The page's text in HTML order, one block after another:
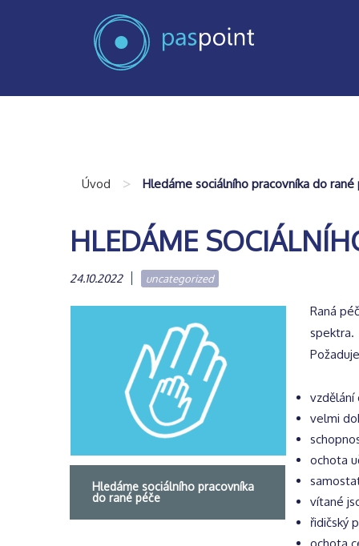
Úvod > Hledáme sociálního pracovníka do rané
HLEDÁME
24.10.2022 uncategorized
Hledáme sociálního pracovníka
do rané péče
Raná
spektra.
vzdělání
velmi
ochota
vítané
řidičský